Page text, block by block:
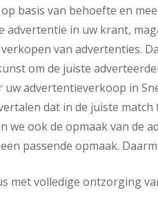
basis van behoefte en
advertentie in uw krant,
van advertenties.
om de juiste
advertentieverkoop in
dat in de juiste
we ook de opmaak van de
passende opmaak.
met volledige ontzorging